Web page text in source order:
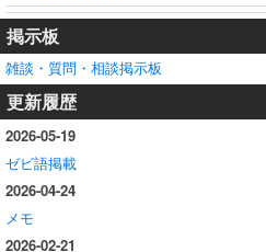
掲示板
雑談・質問・相談掲示板
更新履歴
2026-05-19
ゼビ語掲載
2026-04-24
メモ
2026-02-21